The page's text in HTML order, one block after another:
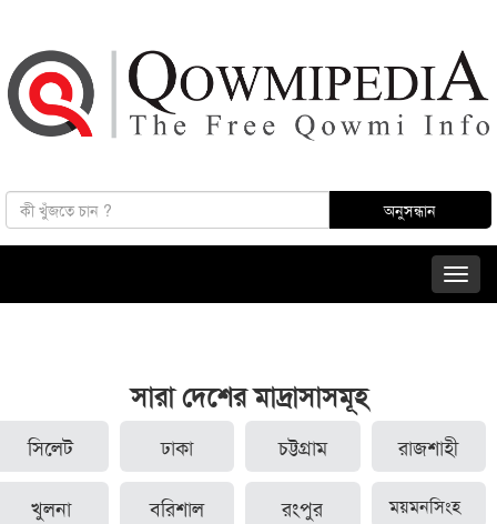
সারা দেশের মাদ্রাসাসমূহ
সিলেট ঢাকা চট্টগ্রাম রাজশাহী
খুলনা বরিশাল রংপুর ময়মনসিংহ